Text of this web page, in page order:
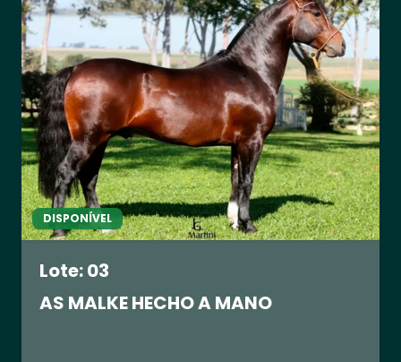
DISPONÍVEL
Lote: 03
AS MALKE HECHO A MANO